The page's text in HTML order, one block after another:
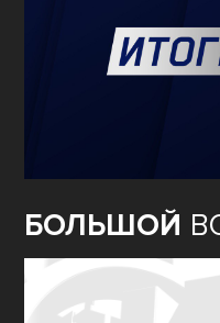
БОЛЬШОЙ